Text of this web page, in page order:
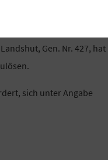
Gen. Nr. 427, hat
sich unter Angabe